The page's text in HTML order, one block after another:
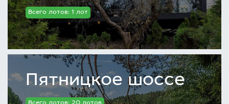
Всего лотов: 1 лот
Пятницкое шоссе